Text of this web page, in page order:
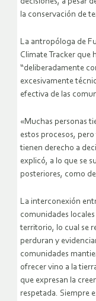
la conservación de
La antropóloga de
Climate Tracker que
“deliberadamente
excesivamente
efectiva de las
«Muchas personas
estos procesos,
tienen derecho a
explicó, a lo que se
posteriores, como
La interconexión
comunidades
territorio, lo cual se
perduran y
comunidades
ofrecer vino a la
que expresan la
respetada. Siempre